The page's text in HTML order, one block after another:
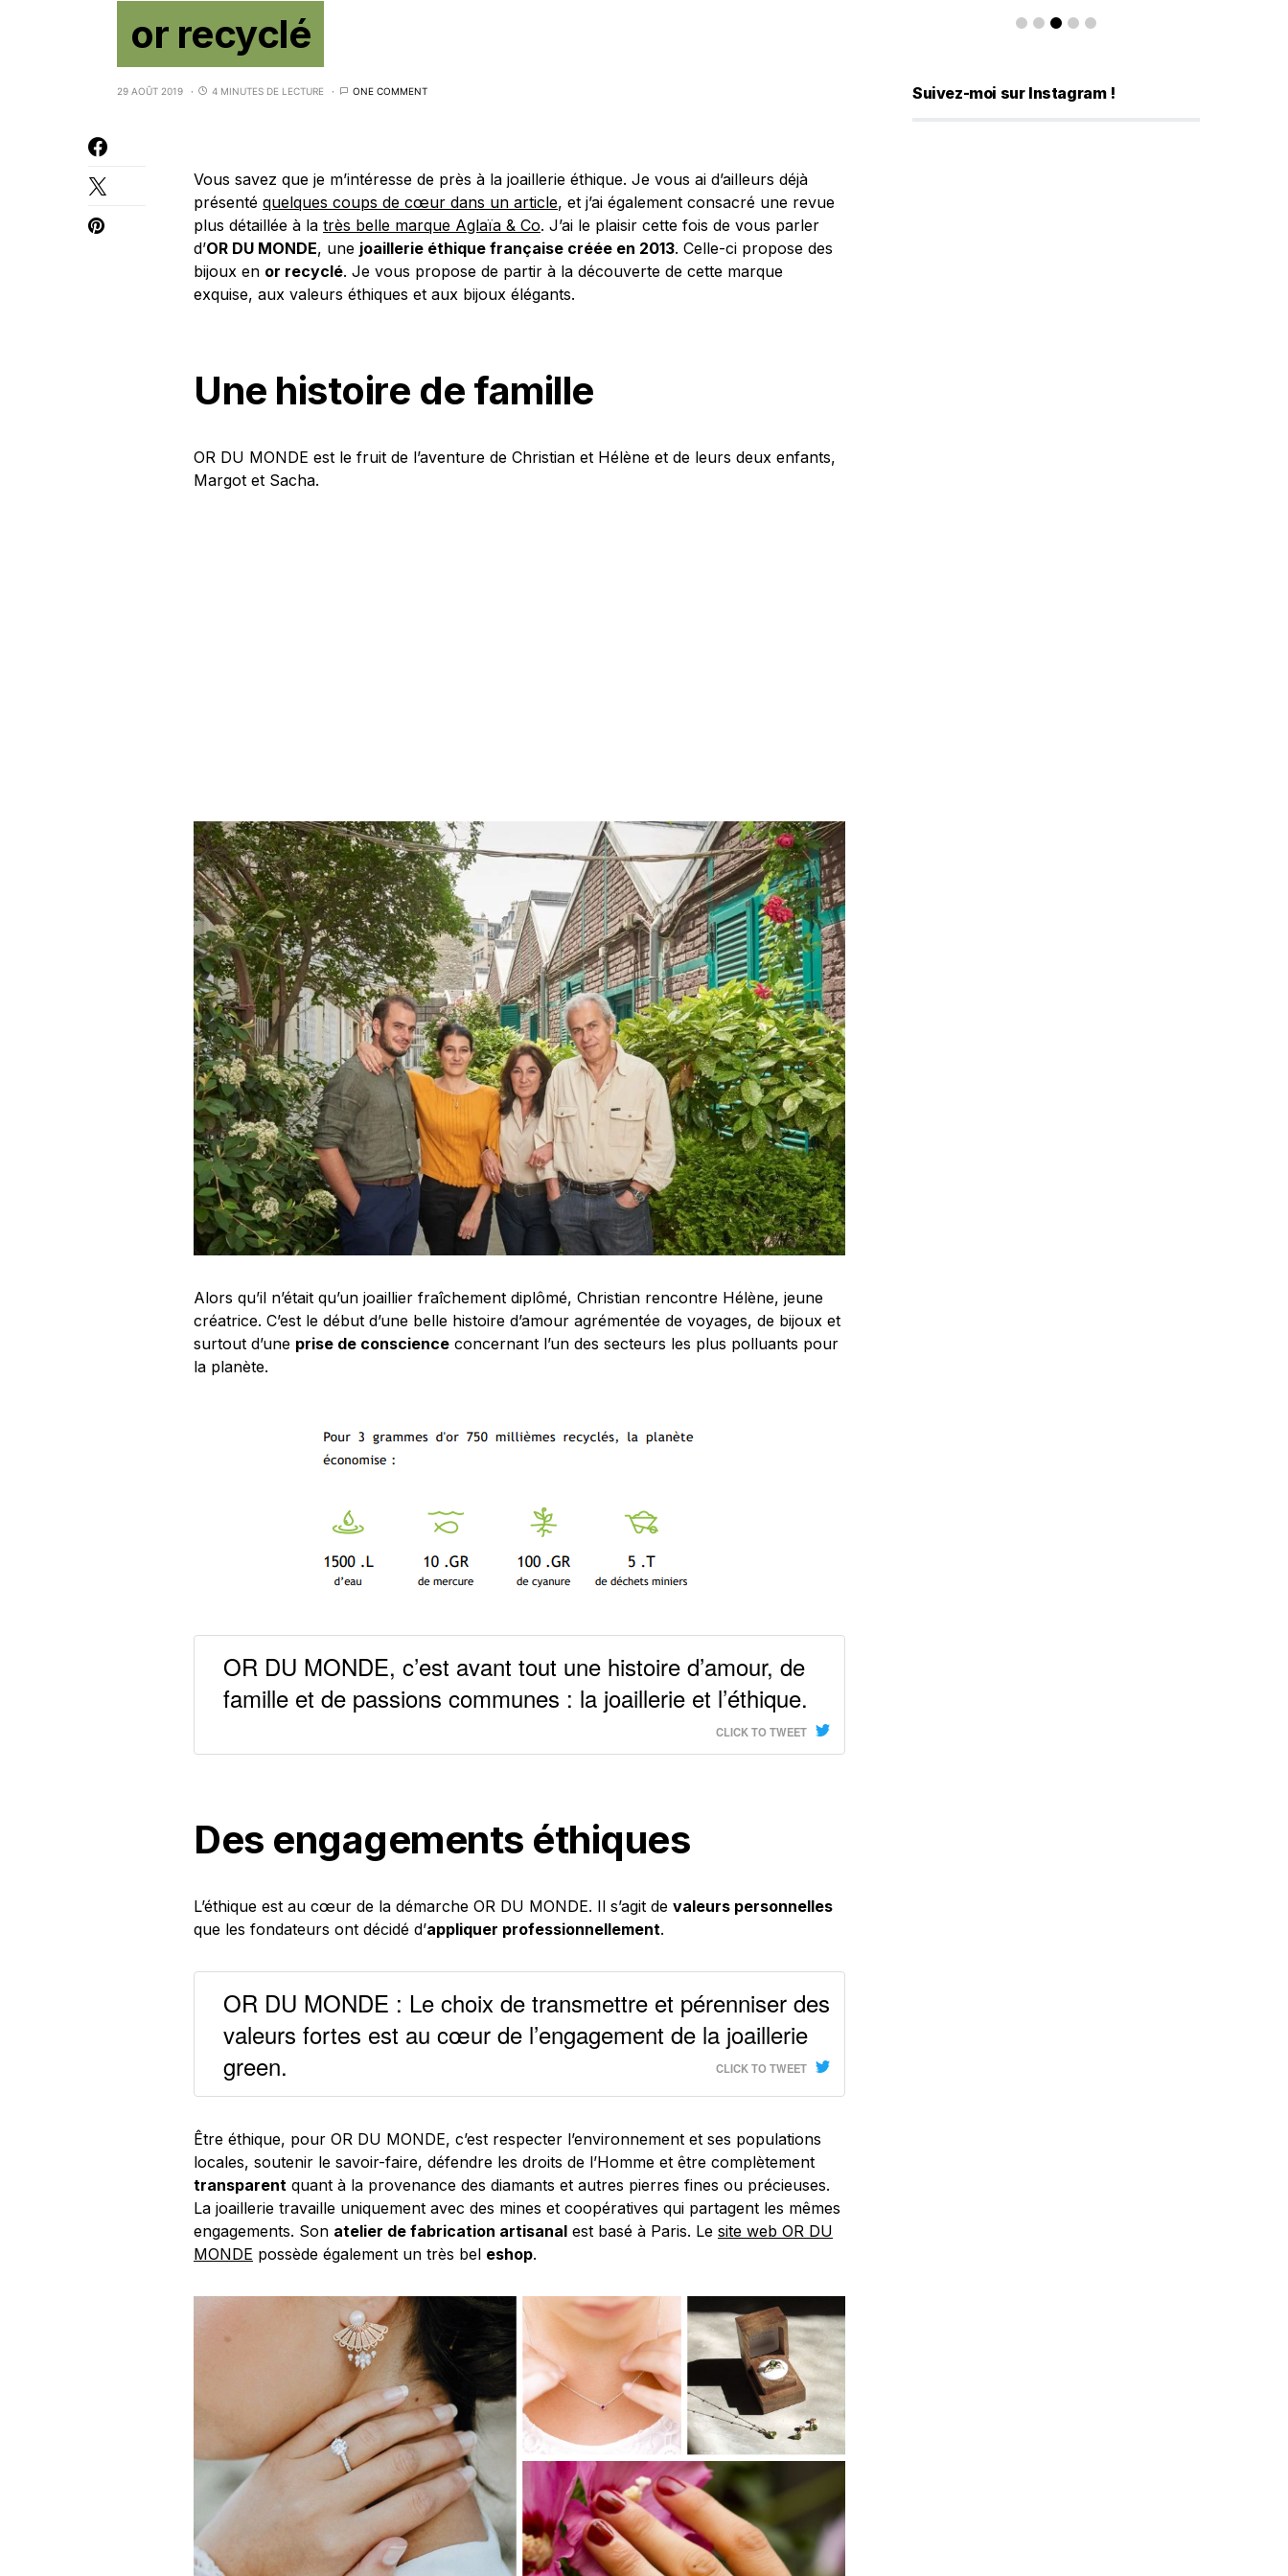
or recyclé
29 AOÛT 2019 4 MINUTES DE LECTURE ONE COMMENT
Vous savez que je m’intéresse de près à la joaillerie éthique. Je vous ai d’ailleurs déjà
présenté quelques coups de cœur dans un article, et j’ai également consacré une revue
plus détaillée à la très belle marque Aglaïa & Co. J’ai le plaisir cette fois de vous parler
d’OR DU MONDE, une joaillerie éthique française créée en 2013. Celle-ci propose des
bijoux en or recyclé. Je vous propose de partir à la découverte de cette marque
exquise, aux valeurs éthiques et aux bijoux élégants.
Une histoire de famille
OR DU MONDE est le fruit de l’aventure de Christian et Hélène et de leurs deux enfants,
Margot et Sacha.
Alors qu’il n’était qu’un joaillier fraîchement diplômé, Christian rencontre Hélène, jeune
créatrice. C’est le début d’une belle histoire d’amour agrémentée de voyages, de bijoux et
surtout d’une prise de conscience concernant l’un des secteurs les plus polluants pour
la planète.
OR DU MONDE, c’est avant tout une histoire d’amour, de
famille et de passions communes : la joaillerie et l’éthique.
CLICK TO TWEET
Des engagements éthiques
L’éthique est au cœur de la démarche OR DU MONDE. Il s’agit de valeurs personnelles
que les fondateurs ont décidé d’appliquer professionnellement.
OR DU MONDE : Le choix de transmettre et pérenniser des
valeurs fortes est au cœur de l’engagement de la joaillerie
green.
CLICK TO TWEET
Être éthique, pour OR DU MONDE, c’est respecter l’environnement et ses populations
locales, soutenir le savoir-faire, défendre les droits de l’Homme et être complètement
transparent quant à la provenance des diamants et autres pierres fines ou précieuses.
La joaillerie travaille uniquement avec des mines et coopératives qui partagent les mêmes
engagements. Son atelier de fabrication artisanal est basé à Paris. Le site web OR DU
MONDE possède également un très bel eshop.
Suivez-moi sur Instagram !